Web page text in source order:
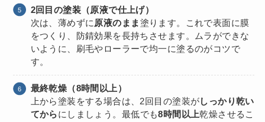
2回目の塗装（原液で仕上げ）
次は、薄めずに 原液のまま 塗ります。これで表面に膜
をつくり、防錆効果を長持ちさせます。ムラができな
いように、刷毛やローラーで均一に塗るのがコツで
す。
最終乾燥（8時間以上）
上から塗装をする場合は、2回目の塗装がしっかり乾い
てからにしましょう。最低でも8時間以上乾燥させるこ